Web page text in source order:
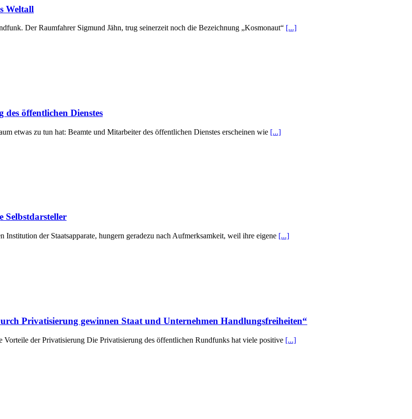
Weltall
Der Raumfahrer Sigmund Jähn, trug seinerzeit noch die Bezeichnung „Kosmonaut“ [...]
öffentlichen Dienstes
etwas zu tun hat: Beamte und Mitarbeiter des öffentlichen Dienstes erscheinen wie [...]
Selbstdarsteller
Institution der Staatsapparate, hungern geradezu nach Aufmerksamkeit, weil ihre eigene [...]
Privatisierung gewinnen Staat und Unternehmen Handlungsfreiheiten“
der Privatisierung Die Privatisierung des öffentlichen Rundfunks hat viele positive [...]